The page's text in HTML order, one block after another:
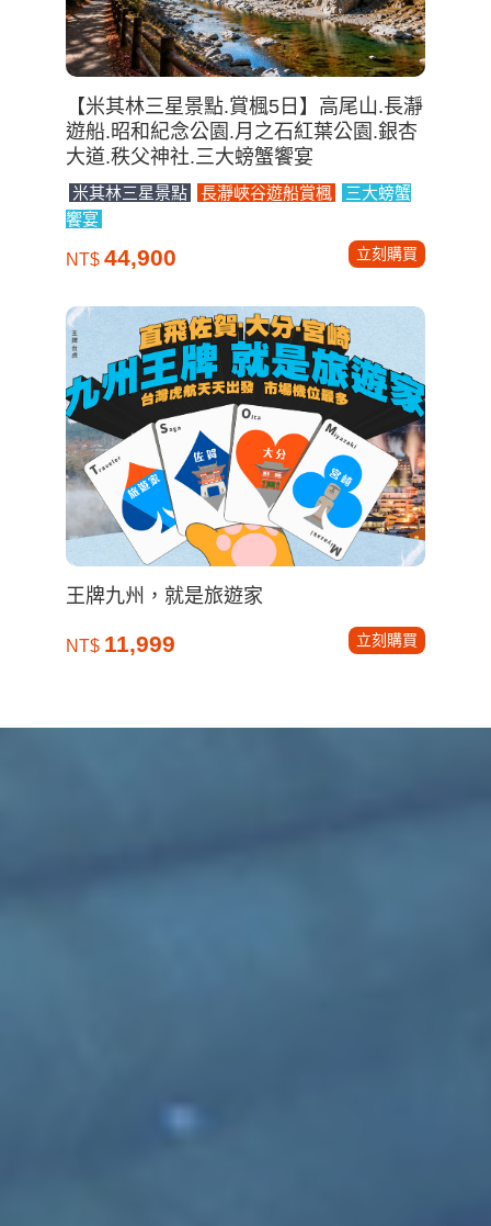
【米其林三星景點.賞楓5日】高尾山.長瀞
遊船.昭和紀念公園.月之石紅葉公園.銀杏
大道.秩父神社.三大螃蟹饗宴
米其林三星景點 長瀞峽谷遊船賞楓
三大螃蟹
饗宴
NT$ 44,900 立刻購買
王牌九州，就是旅遊家
NT$ 11,999 立刻購買